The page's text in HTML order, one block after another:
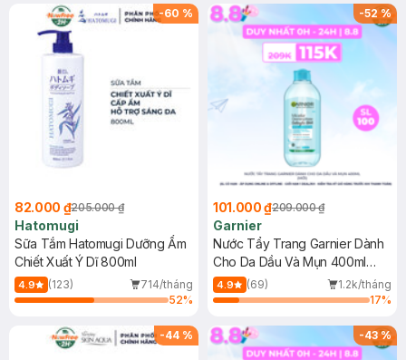
(SL có hạn)
-60 %
82.000 ₫205.000 ₫
Hatomugi
Sữa Tắm Hatomugi Dưỡng Ẩm
Chiết Xuất Ý Dĩ 800ml
4.9 (123)
714/tháng
52%
-52%
101.000 ₫209.000 ₫
Garnier
Nước Tẩy Trang Garnier Dành
Cho Da Dầu Và Mụn 400ml
(Mới)
4.9 (69)
1.2k/tháng
17%
-44 % -43%